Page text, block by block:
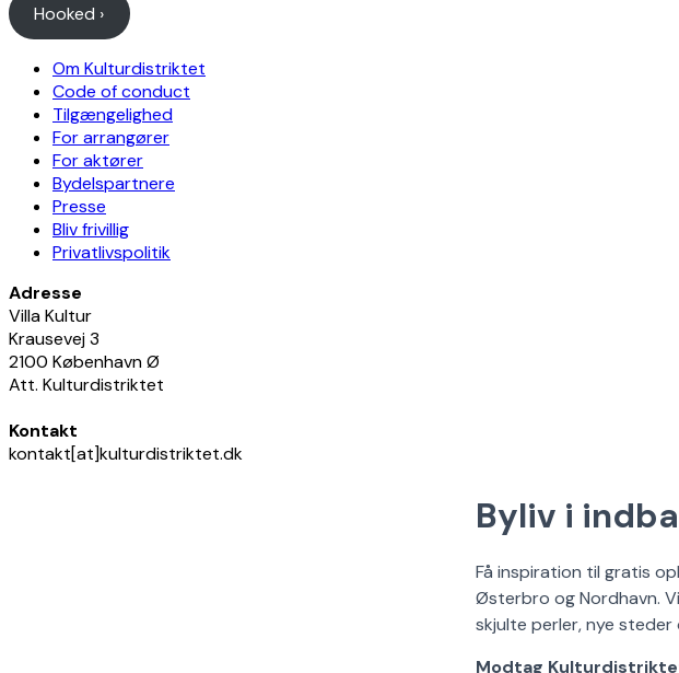
Hooked ›
Om Kulturdistriktet
Code of conduct
Tilgængelighed
For arrangører
For aktører
Bydelspartnere
Presse
Bliv frivillig
Privatlivspolitik
Adresse
Villa Kultur
Krausevej 3
2100 København Ø
Att. Kulturdistriktet
Kontakt
kontakt[at]kulturdistriktet.dk
Byliv i
Få inspiration til gratis
Østerbro og Nordhavn.
skjulte perler, nye
Modtag